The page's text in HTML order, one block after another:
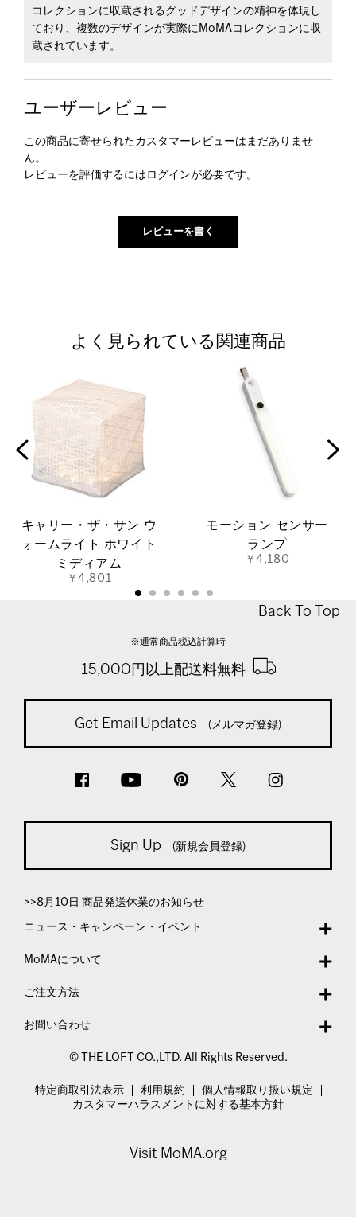
コレクションに収蔵されるグッドデザインの精神を体現し
ており、複数のデザインが実際にMoMAコレクションに収
蔵されています。
ユーザーレビュー
この商品に寄せられたカスタマーレビューはまだありませ
ん。
レビューを評価するには ログインが必要です。
よく見られている関連商品
キャリー・ザ・サン ウ
ォームライト ホワイト
ミディアム
￥4,801
モーション センサー
ランプ
￥4,180
Back To Top
※通常商品税込計算時
15,000円以上配送料無料
Get Email Updates (メルマガ登録)
Sign Up (新規会員登録)
>>8月10日 商品発送休業のお知らせ
ニュース・キャンペーン・イベント
MoMAについて
ご注文方法
お問い合わせ
© THE LOFT CO.,LTD. All Rights Reserved.
特定商取引法表示 利用規約
個人情報取り扱い規定
カスタマーハラスメントに対する基本方針
Visit MoMA.org